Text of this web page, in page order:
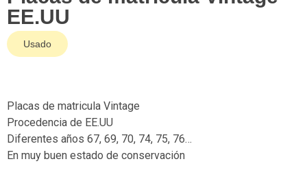
EE.UU
Usado
Placas de matricula Vintage
Procedencia de EE.UU
Diferentes años 67, 69, 70, 74, 75, 76…
En muy buen estado de conservación